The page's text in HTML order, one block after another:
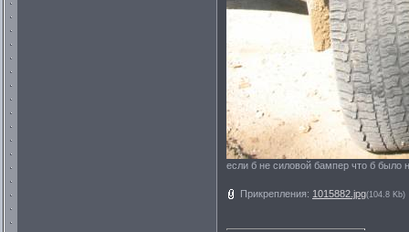
если б не силовой бампер что б было
Прикрепления: 1015882.jpg(104.8 Kb)